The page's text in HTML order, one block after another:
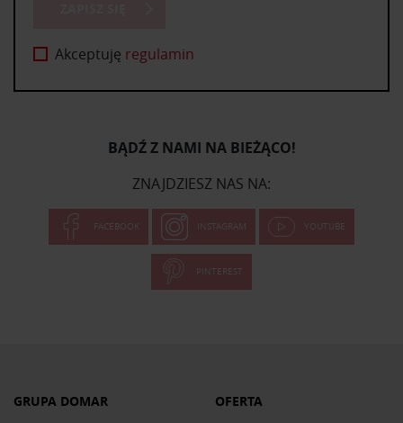
Akceptuję regulamin
BĄDŹ Z NAMI NA BIEŻĄCO!
ZNAJDZIESZ NAS NA:
FACEBOOK INSTAGRAM YOUTUBE
PINTEREST
GRUPA DOMAR OFERTA